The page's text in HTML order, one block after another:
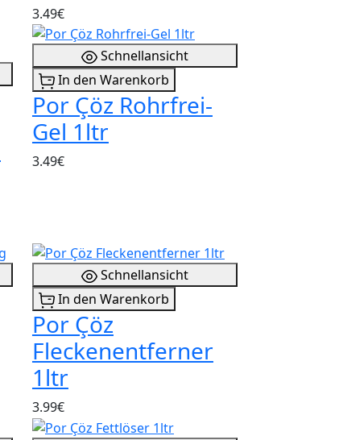
3.49€
Schnellansicht
In den Warenkorb
Por Çöz Rohrfrei-
Gel 1ltr
3.49€
Schnellansicht
In den Warenkorb
Por Çöz
Fleckenentferner
1ltr
3.99€